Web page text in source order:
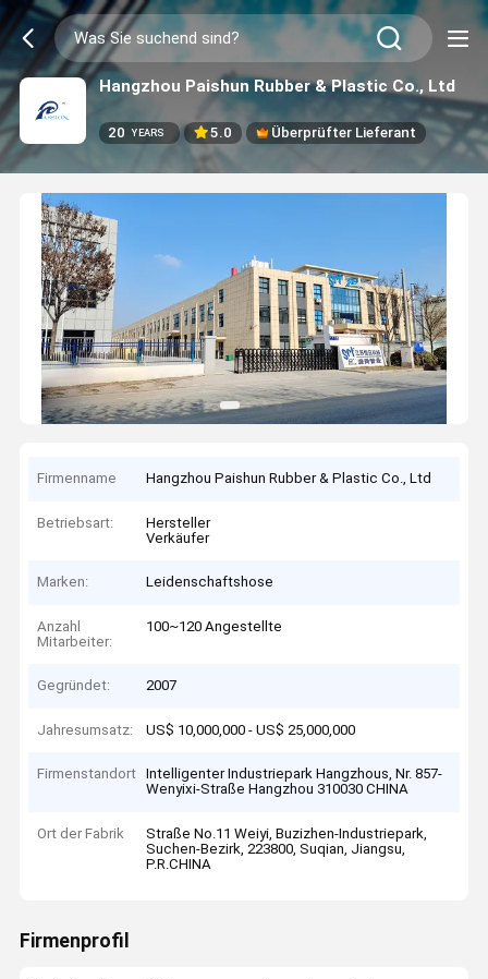
Hangzhou Paishun Rubber & Plastic Co., Ltd
20 YEARS 5.0 Überprüfter Lieferant
Firmenname Hangzhou Paishun Rubber & Plastic Co., Ltd
Betriebsart:
Hersteller
Verkäufer
Marken: Leidenschaftshose
Anzahl
Mitarbeiter:
100~120 Angestellte
Gegründet: 2007
Jahresumsatz: US$ 10,000,000 - US$ 25,000,000
Firmenstandort
Intelligenter Industriepark Hangzhous, Nr. 857-
Wenyixi-Straße Hangzhou 310030 CHINA
Ort der Fabrik
Straße No.11 Weiyi, Buzizhen-Industriepark,
Suchen-Bezirk, 223800, Suqian, Jiangsu,
P.R.CHINA
Firmenprofil